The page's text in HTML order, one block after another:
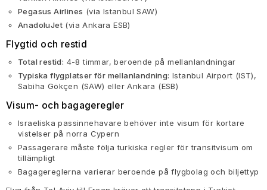
Pegasus Airlines (via Istanbul SAW)
AnadoluJet (via Ankara ESB)
Flygtid och restid
Total restid: 4-8 timmar, beroende på mellanlandningar
Typiska flygplatser för mellanlandning: Istanbul Airport (IST),
Sabiha Gökçen (SAW) eller Ankara (ESB)
Visum- och bagageregler
Israeliska passinnehavare behöver inte visum för kortare
vistelser på norra Cypern
Passagerare måste följa turkiska regler för transitvisum om
tillämpligt
Bagagereglerna varierar beroende på flygbolag och biljettyp